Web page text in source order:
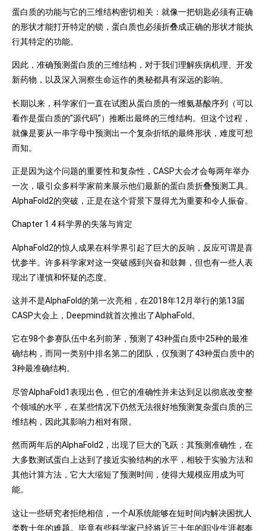
蛋白质的功能与它的三维结构密切相关：就像一把钥匙必须有正确
的形状才能打开特定的锁，蛋白质也必须折叠成正确的形状才能执
行其特定的功能。
因此，准确预测蛋白质的三维结构，对于我们理解疾病机理、开发
新药物，以及深入洞察生命运作的奥秘都具有深远的影响。
长期以来，科学家们一直在试图从蛋白质的一维氨基酸序列（可以
看作是蛋白质的”源代码”）推断出最终的三维结构。但这个过程，
就像是要从一串字母中预测出一个复杂折纸的最终形状，难度可想
而知。
正是因为这个问题的重要性和复杂性，CASP大会才会每两年举办
一次，吸引众多科学家前来展示他们最新的蛋白质折叠预测工具。
AlphaFold2的突破，正是在这个背景下显得尤为重要和令人振奋。
Chapter 1.4 科学界的失落与肯定
AlphaFold2的惊人成果在科学界引起了巨大的反响，反应可谓是喜
忧参半。许多科学家对这一突破感到兴奋和鼓舞，但也有一些人表
现出了谨慎和怀疑的态度。
这并不是AlphaFold的第一次亮相，在2018年12月举行的第13届
CASP大会上，Deepmind就首次推出了AlphaFold。
它在98个参赛队伍中名列前茅，预测了43种蛋白质中25种的最准
确结构，而同一类别中排名第二的团队，仅预测了43种蛋白质中的
3种最准确结构。
尽管AlphaFold1表现出色，但它的准确性并未达到足以彻底改变整
个领域的水平，在某些情况下仍然无法很好地预测复杂蛋白质的三
维结构，因此其影响力相对有限。
然而两年后的AlphaFold2，出现了巨大的飞跃：其预测准确性，在
大多数测试蛋白上达到了接近实验结构的水平，相较于实验方法和
其他计算方法，它大大缩短了预测时间，使得大规模应用成为可
能。
这让一些研究者拒绝相信，一个AI系统能够在短时间内解决困扰人
类数十年的难题。毕竟有些科学家已经将近三十年的职业生涯都奉